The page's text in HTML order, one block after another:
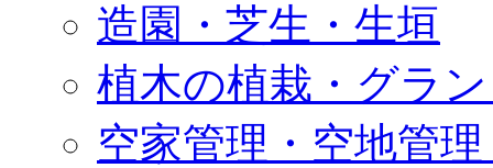
造園・芝生・生垣
植木の植栽・グラ
空家管理・空地管